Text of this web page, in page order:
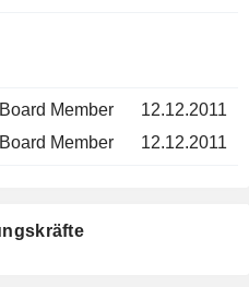
Member
12.12.2011
Member
12.12.2011